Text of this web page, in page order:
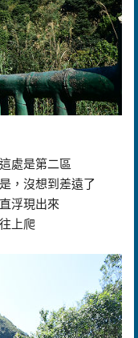
處是第二區
，沒想到差遠了
浮現出來
上爬